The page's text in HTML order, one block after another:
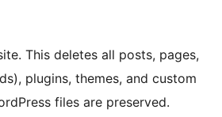
This deletes all posts, pages,
plugins, themes, and custom
files are preserved.